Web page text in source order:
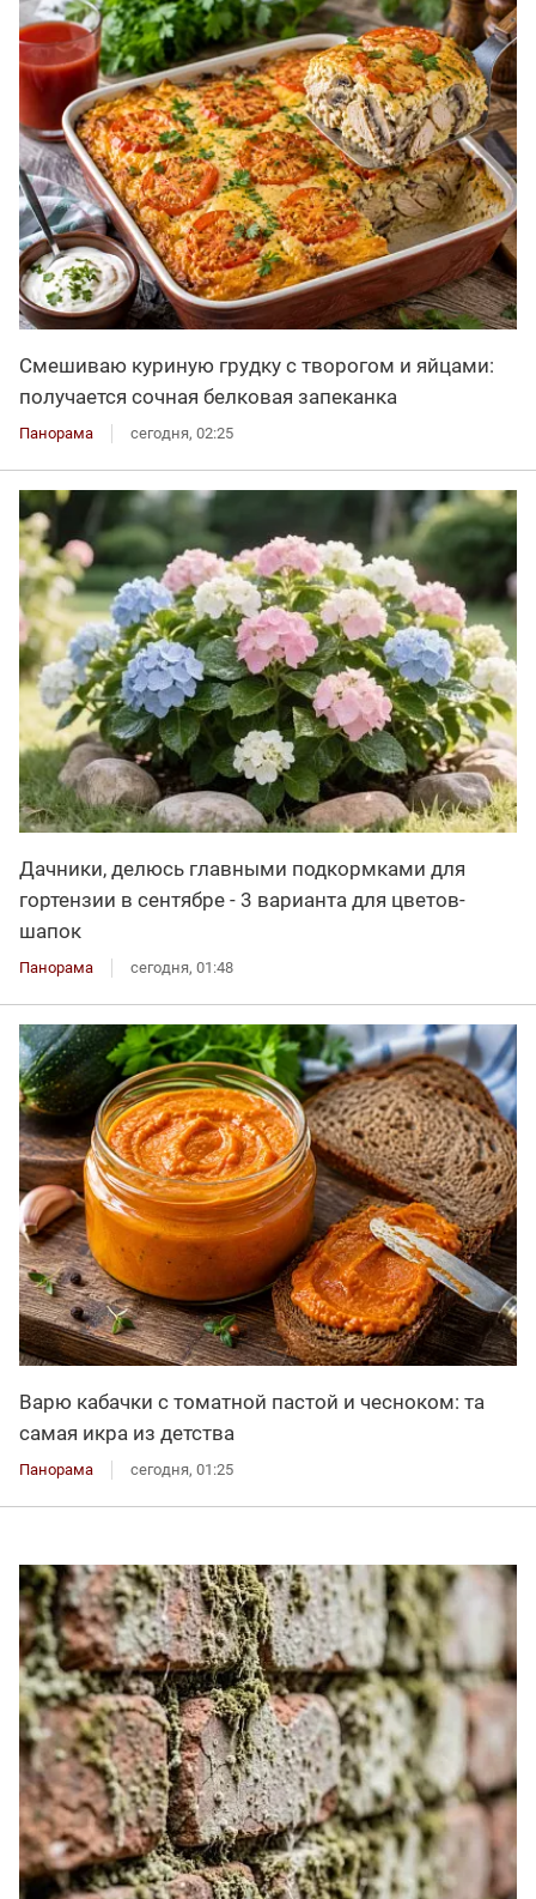
Смешиваю куриную грудку с творогом и яйцами:
получается сочная белковая запеканка
Панорама сегодня, 02:25
Дачники, делюсь главными подкормками для
гортензии в сентябре - 3 варианта для цветов-
шапок
Панорама сегодня, 01:48
Варю кабачки с томатной пастой и чесноком: та
самая икра из детства
Панорама сегодня, 01:25